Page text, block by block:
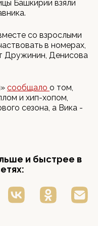
Башкирии взяли
со взрослыми
в номерах,
Дружинин, Денисова
сообщало о том,
и хип-хопом,
сезона, а Вика -
и быстрее в